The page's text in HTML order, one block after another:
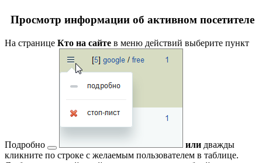
Просмотр информации об активном посетителе
На странице Кто на сайте в меню действий выберите пункт
Подробно или дважды
кликните по строке с желаемым пользователем в таблице.